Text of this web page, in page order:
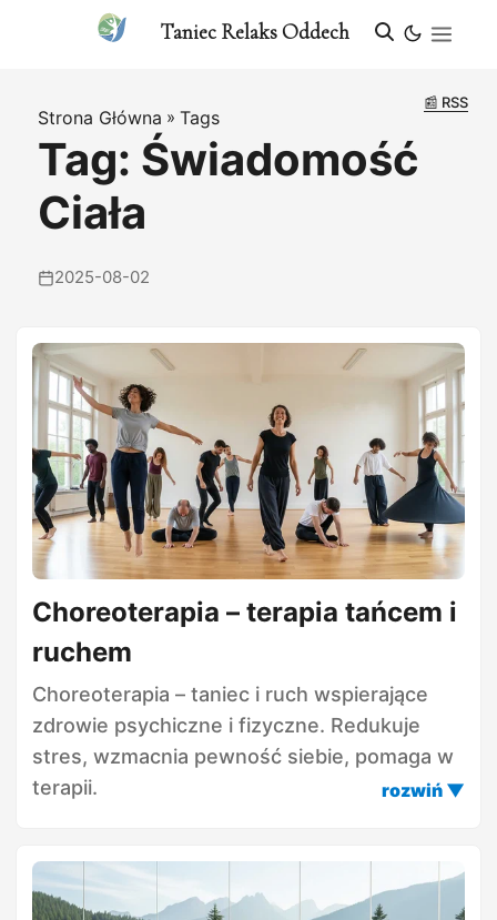
Taniec Relaks Oddech
Strona Główna » Tags
Tag: Świadomość
Ciała
📰 RSS
2025-08-02
Choreoterapia – terapia tańcem i
ruchem
Choreoterapia – taniec i ruch wspierające
zdrowie psychiczne i fizyczne. Redukuje
stres, wzmacnia pewność siebie, pomaga w
terapii.